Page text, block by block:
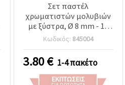
Σετ παστέλ
χρωματιστών μολυβιών
με ξύστρα, Ø 8 mm - 12
χρώματα
Κωδικός: 845004
3.80€ 1-4 πακέτο
ΕΚΠΤΏΣΕΙΣ